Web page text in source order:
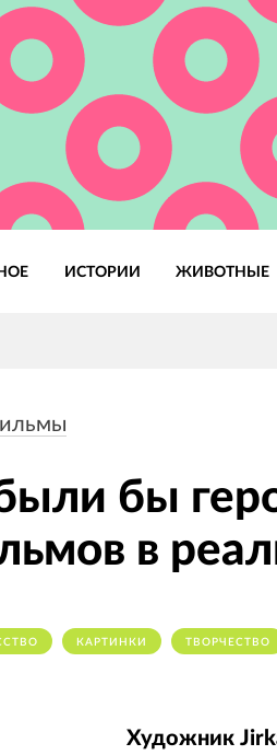
ИСТОРИИ ЖИВОТНЫЕ
бы
в
КАРТИНКИ ТВОРЧЕСТВО
Художник